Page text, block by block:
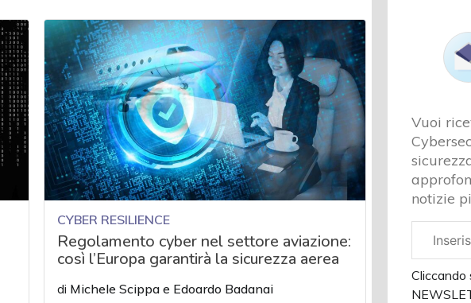
CYBER RESILIENCE
Regolamento cyber nel settore aviazione:
così l’Europa garantirà la sicurezza aerea
di Michele Scippa e Edoardo Badanai
Vuoi
notizie
aziendale
Cliccando